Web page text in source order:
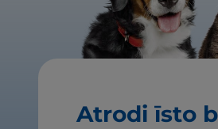
Atrodi īsto